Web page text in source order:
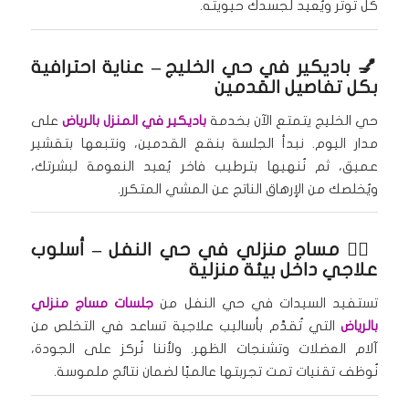
كل توتر ويُعيد لجسدك حيويته.
💅 باديكير في حي الخليج – عناية احترافية
بكل تفاصيل القدمين
حي الخليج يتمتع الآن بخدمةباديكير في المنزل بالرياض على
مدار اليوم. نبدأ الجلسة بنقع القدمين، ونتبعها بتقشير
عميق، ثم نُنهيها بترطيب فاخر يُعيد النعومة لبشرتك،
ويُخلصك من الإرهاق الناتج عن المشي المتكرر.
🧘‍♀️ مساج منزلي في حي النفل– أسلوب
علاجي داخل بيئة منزلية
تستفيد السيدات في حي النفل من جلسات مساج منزلي
بالرياضالتي تُقدَّم بأساليب علاجية تساعد في التخلص من
آلام العضلات وتشنجات الظهر. ولأننا نُركز على الجودة،
نُوظف تقنيات تمت تجربتها عالميًا لضمان نتائج ملموسة.